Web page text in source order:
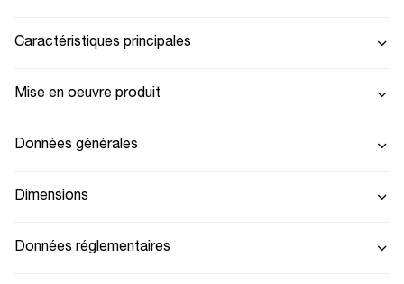
Caractéristiques principales
Mise en oeuvre produit
Données générales
Dimensions
Données réglementaires